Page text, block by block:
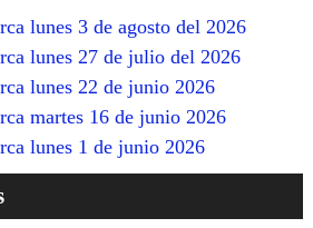
lunes 3 de agosto del 2026
lunes 27 de julio del 2026
lunes 22 de junio 2026
martes 16 de junio 2026
lunes 1 de junio 2026